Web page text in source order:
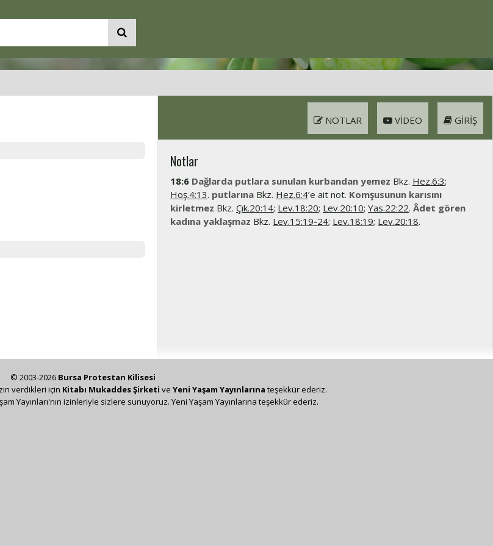
GIRIŞ
VIDEO
NOTLAR
Notlar
18:6 Dağlarda putlara sunulan kurbandan yemez Bkz. Hez.6:3;
Hoş.4:13. putlarına Bkz. Hez.6:4’e ait not. Komşusunun karısını
kirletmez Bkz. Çık.20:14; Lev.18:20; Lev.20:10; Yas.22:22. Âdet gören
kadına yaklaşmaz Bkz. Lev.15:19-24; Lev.18:19; Lev.20:18.
© 2003-2026 Bursa Protestan Kilisesi
verdikleri için Kitabı Mukaddes Şirketi ve Yeni Yaşam Yayınlarına teşekkür ederiz.
Yayınları'nın izinleriyle sizlere sunuyoruz. Yeni Yaşam Yayınlarına teşekkür ederiz.